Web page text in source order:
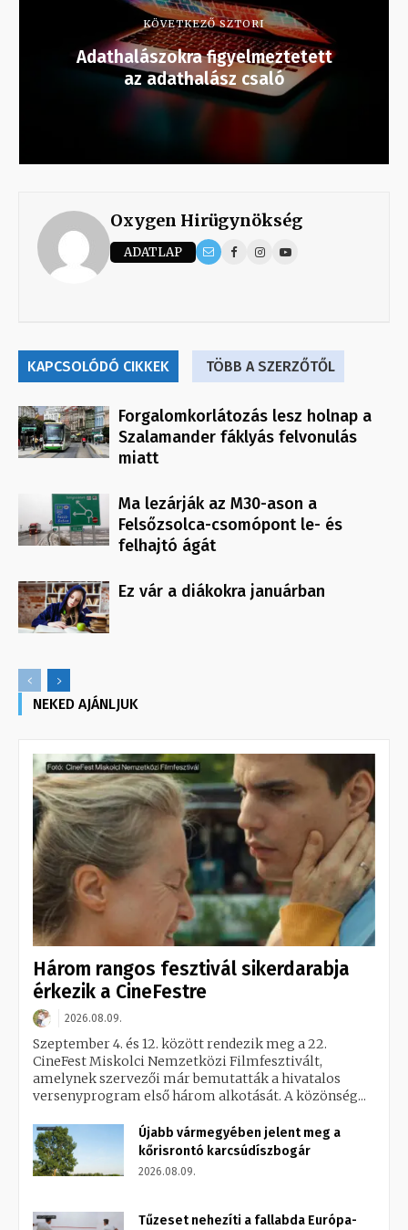
KÖVETKEZŐ SZTORI
Adathalászokra figyelmeztetett
az adathalász csaló
Oxygen Hirügynökség
ADATLAP
KAPCSOLÓDÓ CIKKEK TÖBB A SZERZŐTŐL
Forgalomkorlátozás lesz holnap a
Szalamander fáklyás felvonulás
miatt
Ma lezárják az M30-ason a
Felsőzsolca-csomópont le- és
felhajtó ágát
Ez vár a diákokra januárban
NEKED AJÁNLJUK
Három rangos fesztivál sikerdarabja
érkezik a CineFestre
2026.08.09.
Szeptember 4. és 12. között rendezik meg a 22.
CineFest Miskolci Nemzetközi Filmfesztivált,
amelynek szervezői már bemutatták a hivatalos
versenyprogram első három alkotását. A közönség...
Újabb vármegyében jelent meg a
kőrisrontó karcsúdíszbogár
2026.08.09.
Tűzeset nehezíti a fallabda Európa-